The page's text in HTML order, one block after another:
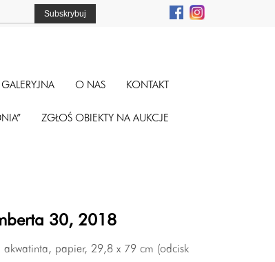
O NAS KONTAKT
ZGŁOŚ OBIEKTY NA AUKCJE
30, 2018
akwatinta, papier, 29,8 x 79 cm (odcisk